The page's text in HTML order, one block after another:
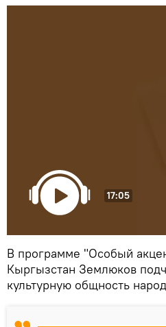
17:05
В программе "Особый
Кыргызстан Землюков
культурную общность